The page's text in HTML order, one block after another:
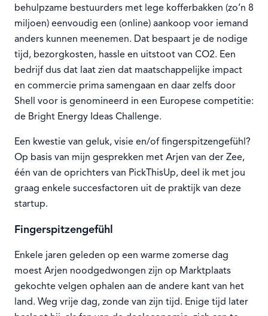
behulpzame bestuurders met lege kofferbakken (zo’n 8
miljoen) eenvoudig een (online) aankoop voor iemand
anders kunnen meenemen. Dat bespaart je de nodige
tijd, bezorgkosten, hassle en uitstoot van CO2. Een
bedrijf dus dat laat zien dat maatschappelijke impact
en commercie prima samengaan en daar zelfs door
Shell voor is genomineerd in een Europese competitie:
de Bright Energy Ideas Challenge.
Een kwestie van geluk, visie en/of fingerspitzengefühl?
Op basis van mijn gesprekken met Arjen van der Zee,
één van de oprichters van PickThisUp, deel ik met jou
graag enkele succesfactoren uit de praktijk van deze
startup.
Fingerspitzengefühl
Enkele jaren geleden op een warme zomerse dag
moest Arjen noodgedwongen zijn op Marktplaats
gekochte velgen ophalen aan de andere kant van het
land. Weg vrije dag, zonde van zijn tijd. Enige tijd later